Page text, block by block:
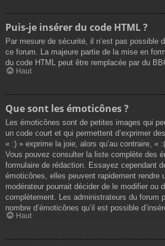
Puis-je insérer du code HTML ?
Par mesure de sécurité, il n’est pas possible
ce forum. La majeure partie de la mise en
du code HTML peut être remplacée par du
Haut
Que sont les émoticônes ?
Les émoticônes sont de petites images qui
un code court et qui permettent d’exprimer
« :) » exprime la joie, alors qu’au contraire, «
Vous pouvez consulter la liste complète des
formulaire de rédaction. Essayez cependant
émoticônes, elles peuvent rapidement rendre
modérateur pourrait décider de le modifier ou
complètement. Les administrateurs du forum
nombre d’émoticônes qu’il est possible
Haut